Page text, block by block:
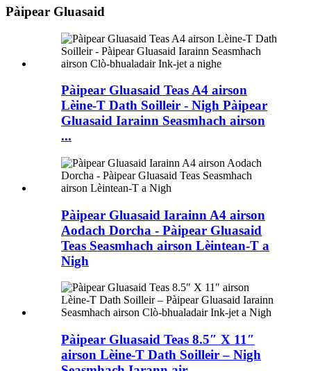
Pàipear Gluasaid
Pàipear Gluasaid Teas A4 airson
Lèine-T Dath Soilleir - Nigh Pàipear
Gluasaid Iarainn Seasmhach airson
...
Pàipear Gluasaid Iarainn A4 airson
Aodach Dorcha - Pàipear Gluasaid
Teas Seasmhach airson Lèintean-T a
Nigh
Pàipear Gluasaid Teas 8.5″ X 11″
airson Lèine-T Dath Soilleir – Nigh